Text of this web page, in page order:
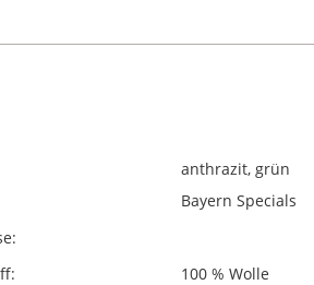
anthrazit, grün
Bayern Specials
100 % Wolle